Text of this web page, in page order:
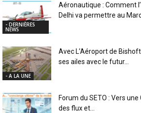
- DERNIÈRES
NEWS
Aéronautique : Comment
Delhi va permettre au
- A LA UNE
Avec L’Aéroport de
ses ailes avec le futur...
Forum du SETO : Vers
des flux et...